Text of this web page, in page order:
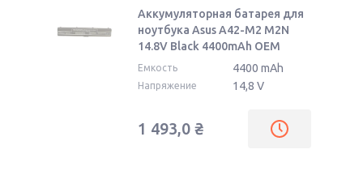
Аккумуляторная батарея для
ноутбука Asus A42-M2 M2N
14.8V Black 4400mAh OEM
Емкость 4400 mAh
Напряжение 14,8 V
1 493,0 ₴